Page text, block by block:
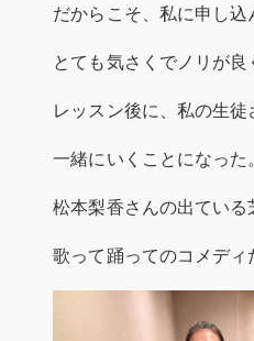
だからこそ、私に申し込
とても気さくでノリが良
レッスン後に、私の生
一緒にいくことになった。
松本梨香さんの出ている
歌って踊ってのコメディ